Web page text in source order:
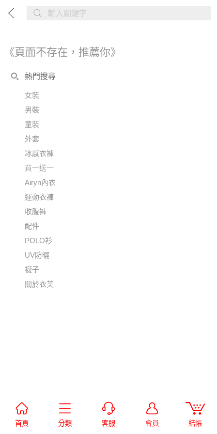
首頁 分類 客服 會員 結帳
《頁面不存在，推薦你》
熱門搜尋
女裝
男裝
童裝
外套
冰感衣褲
買一送一
Airyn內衣
運動衣褲
收腹褲
配件
POLO衫
UV防曬
襪子
關於衣芙